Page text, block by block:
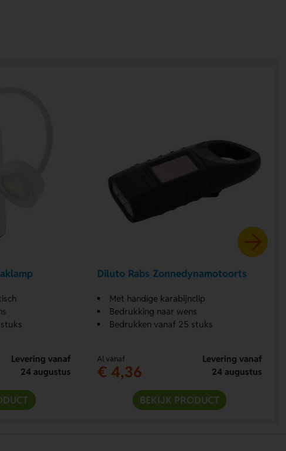
Levering vanaf
24 augustus
Diluto Rabs Zonnedynamotoorts
Met handige karabijnclip
Bedrukking naar wens
Bedrukken vanaf 25 stuks
Al vanaf
€ 4,36
Levering vanaf
24 augustus
BEKIJK PRODUCT